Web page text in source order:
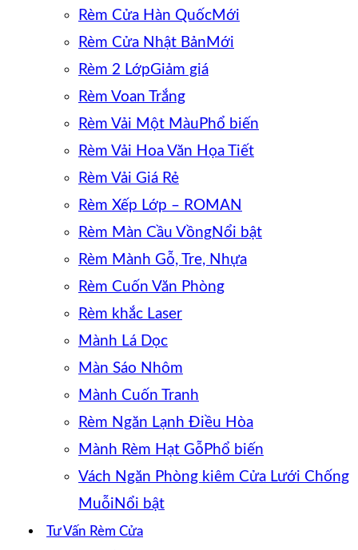
Rèm Cửa Hàn Quốc
Rèm Cửa Nhật Bản
Rèm 2 Lớp
Rèm Voan Trắng
Rèm Vải Một Màu
Rèm Vải Hoa Văn Họa Tiết
Rèm Vải Giá Rẻ
Rèm Xếp Lớp – ROMAN
Rèm Màn Cầu Vồng
Rèm Mành Gỗ, Tre, Nhựa
Rèm Cuốn Văn Phòng
Rèm khắc Laser
Mành Lá Dọc
Màn Sáo Nhôm
Mành Cuốn Tranh
Rèm Ngăn Lạnh Điều Hòa
Mành Rèm Hạt Gỗ
Vách Ngăn Phòng kiêm Cửa Lưới Chống
Muỗi
Tư Vấn Rèm Cửa